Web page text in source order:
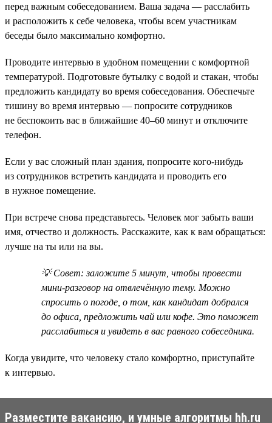
перед важным собеседованием. Ваша задача — расслабить
и расположить к себе человека, чтобы всем участникам
беседы было максимально комфортно.
Проводите интервью в удобном помещении с комфортной
температурой. Подготовьте бутылку с водой и стакан, чтобы
предложить кандидату во время собеседования. Обеспечьте
тишину во время интервью — попросите сотрудников
не беспокоить вас в ближайшие 40–60 минут и отключите
телефон.
Если у вас сложный план здания, попросите кого-нибудь
из сотрудников встретить кандидата и проводить его
в нужное помещение.
При встрече снова представьтесь. Человек мог забыть ваши
имя, отчество и должность. Расскажите, как к вам обращаться:
лучше на ты или на вы.
💡 Совет: заложите 5 минут, чтобы провести
мини-разговор на отвлечённую тему. Можно
спросить о погоде, о том, как кандидат добрался
до офиса, предложить чай или кофе. Это поможет
расслабиться и увидеть в вас равного собеседника.
Когда увидите, что человеку стало комфортно, приступайте
к интервью.
Разместите вакансию, и умные алгоритмы hh.ru